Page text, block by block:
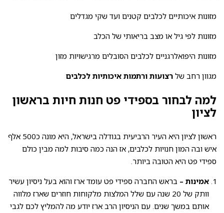
מזונות איכותיים לכלבים קטנים ועד שקי מגדלים
מזונות לפי גיל או מצב בריאותי של הכלב
מזונות היפואלרגניים לכלבים הסובלים מרגישויות מזון
מגוון רחב של רצועות ורתמות איכותיות לכלבים
למה לבחור בספידי פט חנות חיות בראשון
לציון
ראשון לציון היא העיר הרביעית בגודלה בישראל, היא מונה כ500 אלף
איש ובה המון חנויות לכלבים, אז הנה כמה סיבות למה מבין כולם
ספידי פט היא הטובה ביותר.
אמינות – בראש החברה ספידי פט עומד ארז והוא בעל ניסיון עשיר
וותק של 20 שנה עם שלל המלצות מלקוחות חוזרים שארז מלווה
אותם במשך שנים. עם הניסיון הרב ארז יודע מה להמליץ לכם לגבי